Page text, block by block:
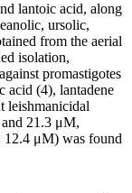
lantoic acid, along
ursolic,
from the aerial
isolation,
promastigotes
acid (4), lantadene
leishmanicidal
21.3 μM,
12.4 μM) was found